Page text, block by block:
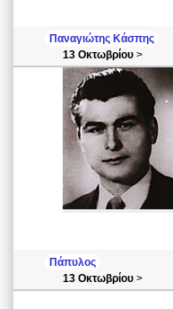
Παναγιώτης Κάσπης
13 Οκτωβρίου >
Πάπυλος
13 Οκτωβρίου >